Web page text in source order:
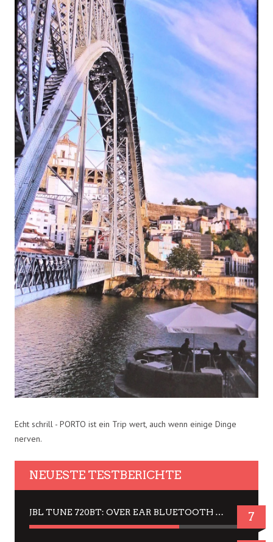
Echt schrill - PORTO ist ein Trip wert, auch wenn einige Dinge
nerven.
NEUESTE TESTBERICHTE
JBL TUNE 720BT: OVER EAR BLUETOOTH KOPFHÖRER UM DIE 50,-€ IM DAUER-TEST 7